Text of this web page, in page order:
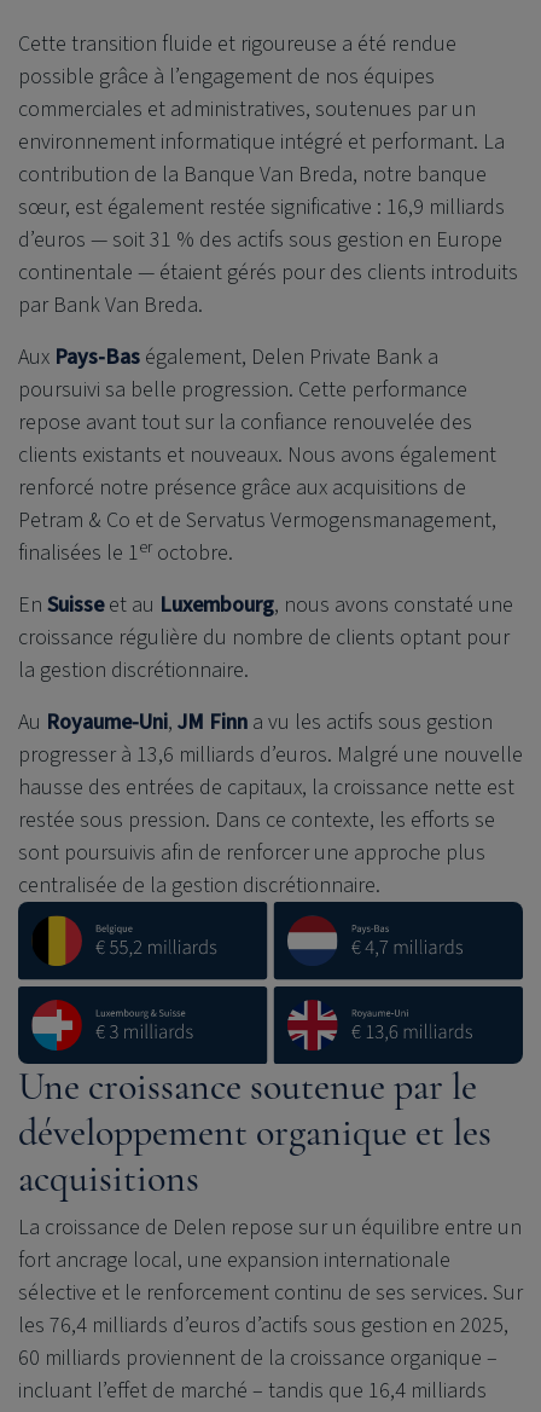
Cette transition fluide et rigoureuse a été rendue
possible grâce à l’engagement de nos équipes
commerciales et administratives, soutenues par un
environnement informatique intégré et performant. La
contribution de la Banque Van Breda, notre banque
sœur, est également restée significative : 16,9 milliards
d’euros — soit 31 % des actifs sous gestion en Europe
continentale — étaient gérés pour des clients introduits
par Bank Van Breda.
Aux Pays-Bas également, Delen Private Bank a
poursuivi sa belle progression. Cette performance
repose avant tout sur la confiance renouvelée des
clients existants et nouveaux. Nous avons également
renforcé notre présence grâce aux acquisitions de
Petram & Co et de Servatus Vermogensmanagement,
finalisées le 1er octobre.
En Suisse et au Luxembourg, nous avons constaté une
croissance régulière du nombre de clients optant pour
la gestion discrétionnaire.
Au Royaume-Uni, JM Finn a vu les actifs sous gestion
progresser à 13,6 milliards d’euros. Malgré une nouvelle
hausse des entrées de capitaux, la croissance nette est
restée sous pression. Dans ce contexte, les efforts se
sont poursuivis afin de renforcer une approche plus
centralisée de la gestion discrétionnaire.
Une croissance soutenue par le
développement organique et les
acquisitions
La croissance de Delen repose sur un équilibre entre un
fort ancrage local, une expansion internationale
sélective et le renforcement continu de ses services. Sur
les 76,4 milliards d’euros d’actifs sous gestion en 2025,
60 milliards proviennent de la croissance organique –
incluant l’effet de marché – tandis que 16,4 milliards